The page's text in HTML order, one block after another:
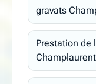
gravats
Prestation de